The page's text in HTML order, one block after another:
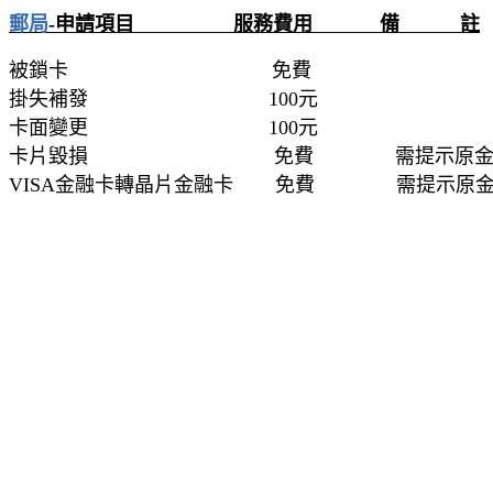
郵局-申請項目 服務費用 備 註
被鎖卡 免費
掛失補發 100元
卡面變更 100元
卡片毀損 免費 需提示原金
VISA金融卡轉晶片金融卡 免費 需提示原金